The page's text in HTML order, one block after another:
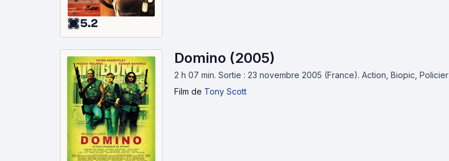
5.2
Domino (2005)
2 h 07 min. Sortie : 23 novembre 2005 (France). Action, Biopic, Policier
Film de Tony Scott